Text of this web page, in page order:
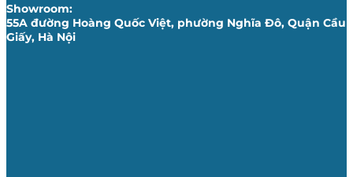
Showroom:
55A đường Hoàng Quốc Việt, phường Nghĩa Đô, Quận Cầu
Giấy, Hà Nội